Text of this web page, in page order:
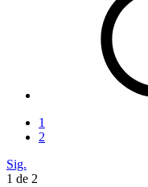
1
2
Sig.
1 de 2